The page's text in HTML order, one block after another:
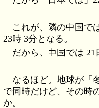
これが、隣の中国で
23時 3分となる。
だから、中国では 21
なるほど。地球が「
で同時だけど、その時
か。